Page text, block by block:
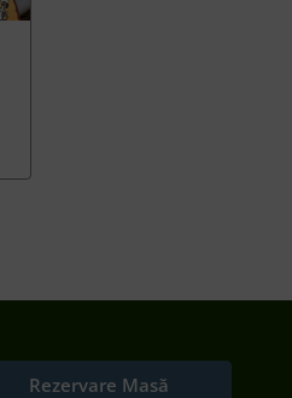
Rezervare Masă